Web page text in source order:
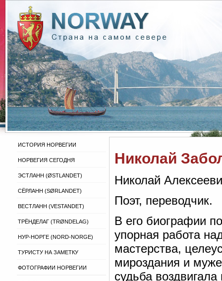
ИСТОРИЯ НОРВЕГИИ
НОРВЕГИЯ СЕГОДНЯ
ЭСТЛАНН (ØSTLANDET)
СЁРЛАНН (SØRLANDET)
ВЕСТЛАНН (VESTANDET)
ТРЁНДЕЛАГ (TRØNDELAG)
НУР-НОРГЕ (NORD-NORGE)
ТУРИСТУ НА ЗАМЕТКУ
ФОТОГРАФИИ НОРВЕГИИ
Николай
Николай
Поэт, переводчик.
В его биографии
упорная работа
мастерства,
мироздания и
судьба